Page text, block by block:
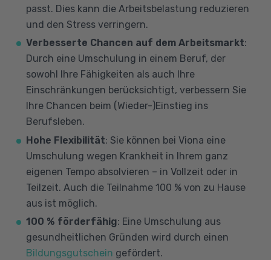
passt. Dies kann die Arbeitsbelastung reduzieren
und den Stress verringern.
Verbesserte Chancen auf dem Arbeitsmarkt:
Durch eine Umschulung in einem Beruf, der
sowohl Ihre Fähigkeiten als auch Ihre
Einschränkungen berücksichtigt, verbessern Sie
Ihre Chancen beim (Wieder-)Einstieg ins
Berufsleben.
Hohe Flexibilität: Sie können bei Viona eine
Umschulung wegen Krankheit in Ihrem ganz
eigenen Tempo absolvieren – in Vollzeit oder in
Teilzeit. Auch die Teilnahme 100 % von zu Hause
aus ist möglich.
100 % förderfähig: Eine Umschulung aus
gesundheitlichen Gründen wird durch einen
Bildungsgutschein gefördert.